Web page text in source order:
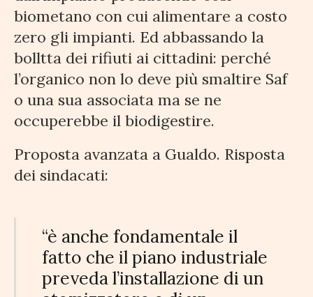
biometano con cui alimentare a costo
zero gli impianti. Ed abbassando la
bolltta dei rifiuti ai cittadini: perché
l’organico non lo deve più smaltire Saf
o una sua associata ma se ne
occuperebbe il biodigestire.
Proposta avanzata a Gualdo. Risposta
dei sindacati:
“è anche fondamentale il
fatto che il piano industriale
preveda l’installazione di un